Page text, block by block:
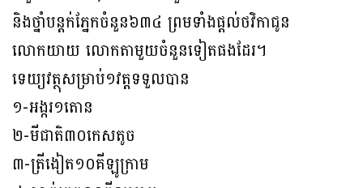
និងថ្នាំបន្តក់ភ្នែកចំនួន៦៣៤ ព្រមទាំងផ្តល់ថវិកាជូន
លោកយាយ លោកតាមួយចំនួនទៀតផងដែរ។
ទេយ្យវត្ថុសម្រាប់១វត្តទទួលបាន
១-អង្ករ១តោន
២-មីជាតិ៣០កេសតូច
៣-ត្រីងៀត១០គីឡូក្រាម